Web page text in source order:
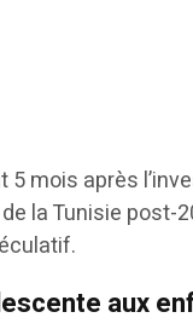
mois après
la Tunisie post-
aux